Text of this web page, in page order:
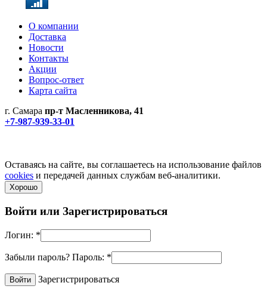
О компании
Доставка
Новости
Контакты
Акции
Вопрос-ответ
Карта сайта
г. Самара пр-т Масленникова, 41
+7-987-939-33-01
Оставаясь на сайте, вы соглашаетесь на использование файлов
cookies и передачей данных службам веб-аналитики.
Хорошо
Войти или Зарегистрироваться
Логин: *
Забыли пароль? Пароль: *
Зарегистрироваться